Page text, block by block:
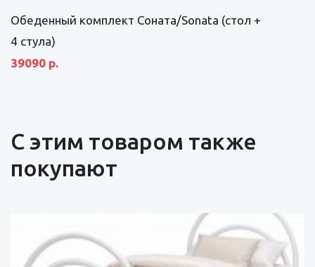
Обеденный комплект Соната/Sonata (стол +
4 стула)
39090 р.
С этим товаром также
покупают